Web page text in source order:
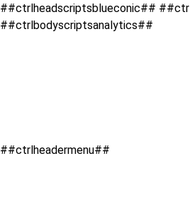
##ctrlheadscriptsblueconic##
##ctrlbodyscriptsanalytics##
##ctrlheadermenu##